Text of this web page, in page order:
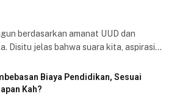
berdasarkan amanat UUD dan
Disitu jelas bahwa suara kita, aspirasi…
Biaya Pendidikan, Sesuai
Kah?